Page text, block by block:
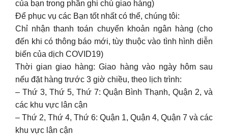
của bạn trong phần ghi chú giao hàng)
Để phục vụ các Bạn tốt nhất có thể, chúng tôi:
Chỉ nhận thanh toán chuyển khoản ngân hàng (cho
đến khi có thông báo mới, tùy thuộc vào tình hình diễn
biến của dịch COVID19)
Thời gian giao hàng: Giao hàng vào ngày hôm sau
nếu đặt hàng trước 3 giờ chiều, theo lịch trình:
– Thứ 3, Thứ 5, Thứ 7: Quận Bình Thạnh, Quận 2, và
các khu vực lân cận
– Thứ 2, Thứ 4, Thứ 6: Quận 1, Quận 4, Quận 7 và các
khu vực lân cận